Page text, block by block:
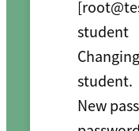
student
student.
New